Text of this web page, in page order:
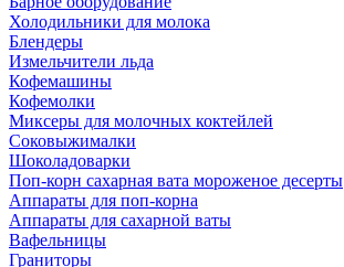
Холодильники для молока
Блендеры
Измельчители льда
Кофемашины
Кофемолки
Миксеры для молочных коктейлей
Соковыжималки
Шоколадоварки
Поп-корн сахарная вата мороженое десерты
Аппараты для поп-корна
Аппараты для сахарной ваты
Вафельницы
Граниторы